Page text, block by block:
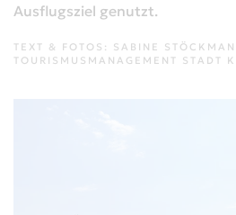
Ausflugsziel genutzt.
TEXT & FOTOS: SABINE
TOURISMUSMANAGEMENT STADT